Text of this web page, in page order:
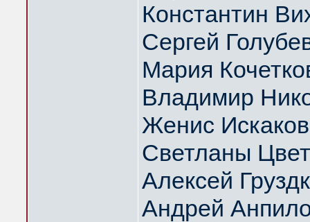
Константин
Сергей
Мария
Владимир
Женис
Светланы
Алексей
Андрей